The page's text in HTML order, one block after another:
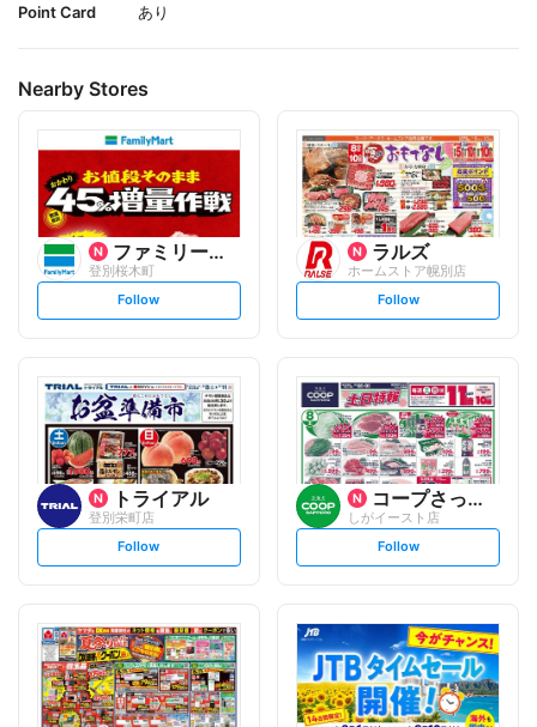
Point Card あり
Nearby Stores
ファミリーマート
登別桜木町
s
t
o
w
Follow
ラルズ
ホームストア幌別店
s
t
o
w
Follow
トライアル
登別栄町店
s
t
l
o
w
Follow
コープさっぽろ
しがイースト店
s
t
l
w
Follow